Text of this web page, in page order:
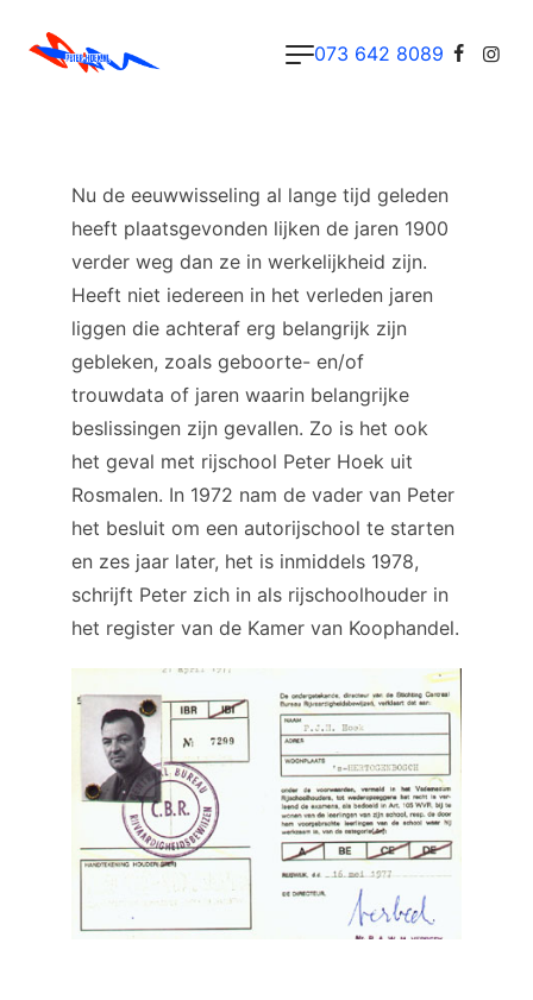
073 642 8089
Nu de eeuwwisseling al lange tijd geleden
heeft plaatsgevonden lijken de jaren 1900
verder weg dan ze in werkelijkheid zijn.
Heeft niet iedereen in het verleden jaren
liggen die achteraf erg belangrijk zijn
gebleken, zoals geboorte- en/of
trouwdata of jaren waarin belangrijke
beslissingen zijn gevallen. Zo is het ook
het geval met rijschool Peter Hoek uit
Rosmalen. In 1972 nam de vader van Peter
het besluit om een autorijschool te starten
en zes jaar later, het is inmiddels 1978,
schrijft Peter zich in als rijschoolhouder in
het register van de Kamer van Koophandel.